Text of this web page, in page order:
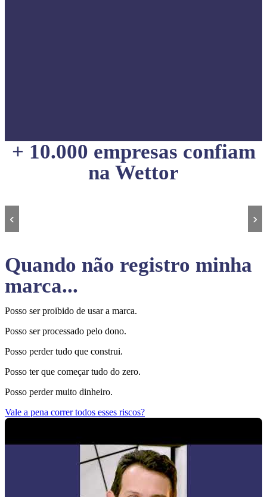
+ 10.000 empresas confiam
na Wettor
‹ ›
Quando não registro minha
marca...
Posso ser proibido de usar a marca.
Posso ser processado pelo dono.
Posso perder tudo que construi.
Posso ter que começar tudo do zero.
Posso perder muito dinheiro.
Vale a pena correr todos esses riscos?